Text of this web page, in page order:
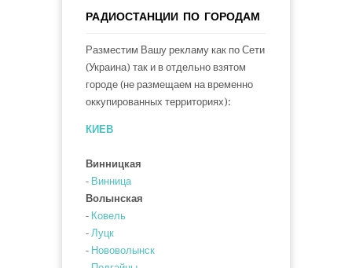
РАДИОСТАНЦИИ ПО ГОРОДАМ
Разместим Вашу рекламу как по Сети
(Украина) так и в отдельно взятом
городе (не размещаем на временно
оккупированных территориях):
КИЕВ
Винницкая
- Винница
Волынская
- Ковель
- Луцк
- Нововолынск